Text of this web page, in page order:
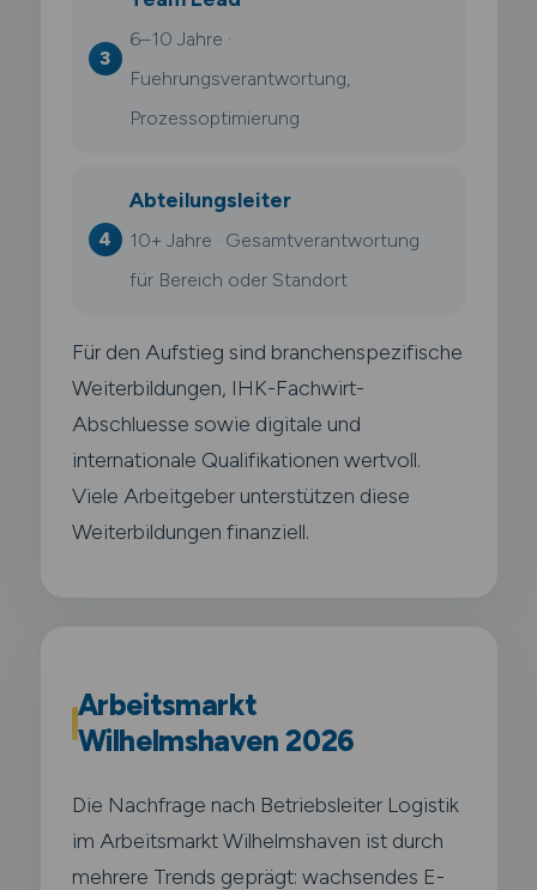
6–10 Jahre ·
Fuehrungsverantwortung,
Prozessoptimierung
Abteilungsleiter
10+ Jahre · Gesamtverantwortung
für Bereich oder Standort
Für den Aufstieg sind branchenspezifische
Weiterbildungen, IHK-Fachwirt-
Abschluesse sowie digitale und
internationale Qualifikationen wertvoll.
Viele Arbeitgeber unterstützen diese
Weiterbildungen finanziell.
Arbeitsmarkt
Wilhelmshaven 2026
Die Nachfrage nach Betriebsleiter Logistik
im Arbeitsmarkt Wilhelmshaven ist durch
mehrere Trends geprägt: wachsendes E-